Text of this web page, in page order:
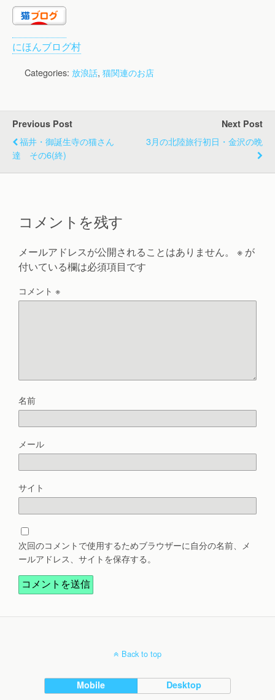
にほんブログ村
Categories: 放浪話, 猫関連のお店
Previous Post
福井・御誕生寺の猫さん
達 その6(終)
Next Post
3月の北陸旅行初日・金沢の晩
コメントを残す
メールアドレスが公開されることはありません。 ※ が
付いている欄は必須項目です
コメント ※
名前
メール
サイト
次回のコメントで使用するためブラウザーに自分の名前、メ
ールアドレス、サイトを保存する。
Back to top
Mobile Desktop